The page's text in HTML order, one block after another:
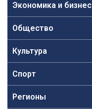
Экономика и бизнес
Общество
Культура
Спорт
Регионы